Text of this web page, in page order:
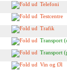
Telefoni
Testcentre
Trafik
Transport
Transport
Vin og Øl